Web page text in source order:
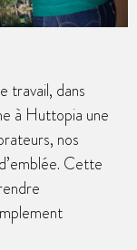
travail, dans
à Huttopia une
nos
Cette